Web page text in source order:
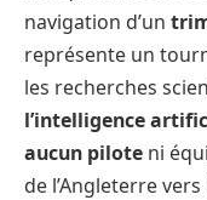
navigation d’un
représente un
les recherches
l’intelligence
aucun pilote ni
de l’Angleterre